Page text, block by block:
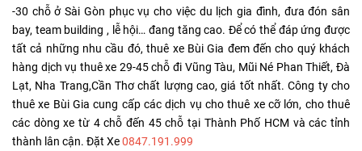
-30 chỗ ở Sài Gòn phục vụ cho việc du lịch gia đình, đưa đón sân
bay, team building , lễ hội… đang tăng cao. Để có thể đáp ứng được
tất cả những nhu cầu đó, thuê xe Bùi Gia đem đến cho quý khách
hàng dịch vụ thuê xe 29-45 chỗ đi Vũng Tàu, Mũi Né Phan Thiết, Đà
Lạt, Nha Trang,Cần Thơ chất lượng cao, giá tốt nhất. Công ty cho
thuê xe Bùi Gia cung cấp các dịch vụ cho thuê xe cỡ lớn, cho thuê
các dòng xe từ 4 chỗ đến 45 chỗ tại Thành Phố HCM và các tỉnh
thành lân cận. Đặt Xe0847.191.999